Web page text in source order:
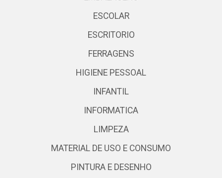
ESCOLAR
ESCRITORIO
FERRAGENS
HIGIENE PESSOAL
INFANTIL
INFORMATICA
LIMPEZA
MATERIAL DE USO E CONSUMO
PINTURA E DESENHO